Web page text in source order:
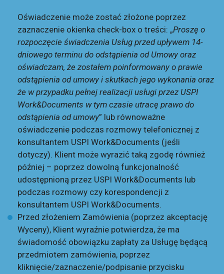
Oświadczenie może zostać złożone poprzez
zaznaczenie okienka check-box o treści: „Proszę o
rozpoczęcie świadczenia Usług przed upływem 14-
dniowego terminu do odstąpienia od Umowy oraz
oświadczam, że zostałem poinformowany o prawie
odstąpienia od umowy i skutkach jego wykonania oraz
że w przypadku pełnej realizacji usługi przez USPI
Work&Documents w tym czasie utracę prawo do
odstąpienia od umowy” lub równoważne
oświadczenie podczas rozmowy telefonicznej z
konsultantem USPI Work&Documents (jeśli
dotyczy). Klient może wyrazić taką zgodę również
później – poprzez dowolną funkcjonalność
udostępnioną przez USPI Work&Documents lub
podczas rozmowy czy korespondencji z
konsultantem USPI Work&Documents.
Przed złożeniem Zamówienia (poprzez akceptację
Wyceny), Klient wyraźnie potwierdza, że ma
świadomość obowiązku zapłaty za Usługę będącą
przedmiotem zamówienia, poprzez
kliknięcie/zaznaczenie/podpisanie przycisku